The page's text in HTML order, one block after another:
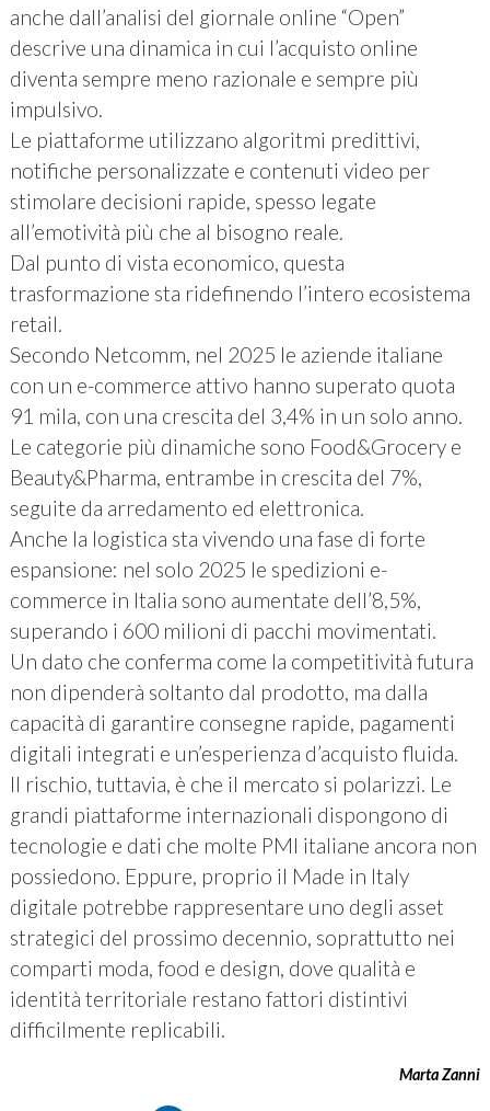
anche dall’analisi del giornale online “Open”
descrive una dinamica in cui l’acquisto online
diventa sempre meno razionale e sempre più
impulsivo.
Le piattaforme utilizzano algoritmi predittivi,
notifiche personalizzate e contenuti video per
stimolare decisioni rapide, spesso legate
all’emotività più che al bisogno reale.
Dal punto di vista economico, questa
trasformazione sta ridefinendo l’intero ecosistema
retail.
Secondo Netcomm, nel 2025 le aziende italiane
con un e-commerce attivo hanno superato quota
91 mila, con una crescita del 3,4% in un solo anno.
Le categorie più dinamiche sono Food&Grocery e
Beauty&Pharma, entrambe in crescita del 7%,
seguite da arredamento ed elettronica.
Anche la logistica sta vivendo una fase di forte
espansione: nel solo 2025 le spedizioni e-
commerce in Italia sono aumentate dell’8,5%,
superando i 600 milioni di pacchi movimentati.
Un dato che conferma come la competitività futura
non dipenderà soltanto dal prodotto, ma dalla
capacità di garantire consegne rapide, pagamenti
digitali integrati e un’esperienza d’acquisto fluida.
Il rischio, tuttavia, è che il mercato si polarizzi. Le
grandi piattaforme internazionali dispongono di
tecnologie e dati che molte PMI italiane ancora non
possiedono. Eppure, proprio il Made in Italy
digitale potrebbe rappresentare uno degli asset
strategici del prossimo decennio, soprattutto nei
comparti moda, food e design, dove qualità e
identità territoriale restano fattori distintivi
difficilmente replicabili.
Marta Zanni